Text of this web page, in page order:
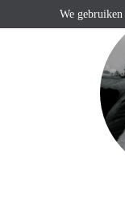
We gebruiken